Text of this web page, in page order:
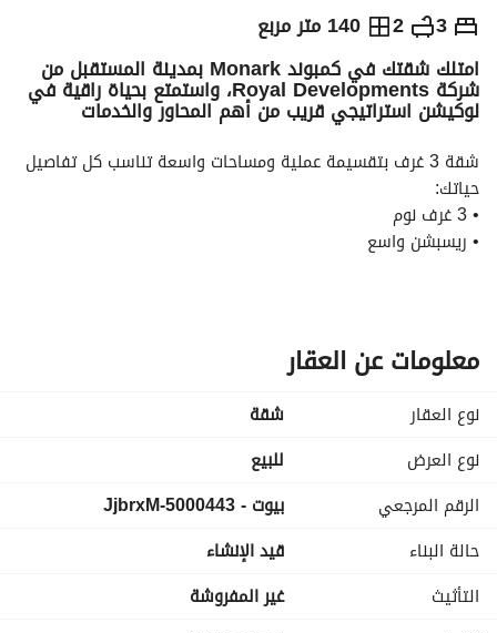
3
2 140 متر مربع ج.م 4,788,264
الاماكن القريبة امتلك شقتك في كمبوند Monark بمدينة المستقبل من
شركة Royal Developments، واستمتع بحياة راقية في
لوكيشن استراتيجي قريب من أهم المحاور والخدمات
حياتك:
• 3 غرف نوم
• ريسبشن واسع
• مساحات خضراء واسعة
• Swimming Pools
• Kids Areas
• Club House
• Gym & Spa
• مناطق تجارية وخدمية
• Security & Gated Community
الفخامة، والموقع المميز.
معلومات عن العقار
نوع العقار
شقة
نوع العرض
للبيع
الرقم المرجعي
بيوت - 5000443-JjbrxM
حالة البناء
قيد الإنشاء
التأثيث
غير المفروشة